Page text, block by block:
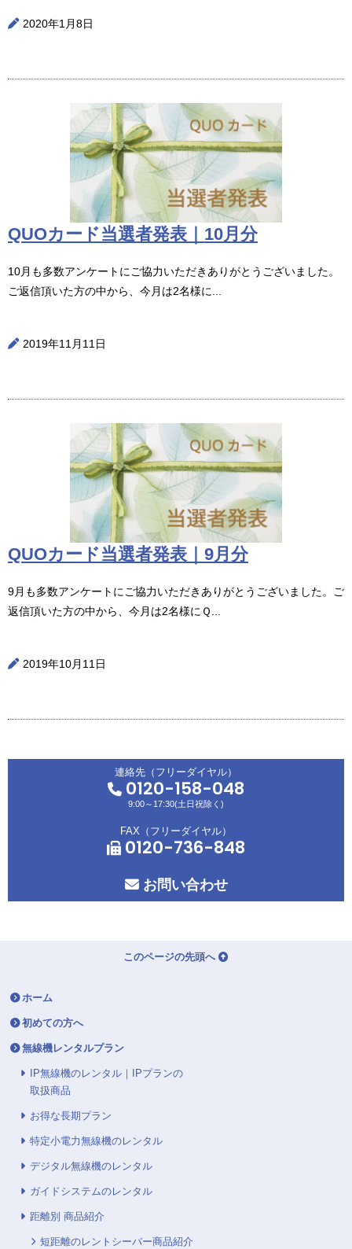
2020年1月8日
QUOカード当選者発表｜10月分
10月も多数アンケートにご協力いただきありがとうございました。
ご返信頂いた方の中から、今月は2名様に...
2019年11月11日
QUOカード当選者発表｜9月分
9月も多数アンケートにご協力いただきありがとうございました。ご
返信頂いた方の中から、今月は2名様にＱ...
2019年10月11日
連絡先（フリーダイヤル）
0120-158-048
9:00～17:30(土日祝除く)
FAX（フリーダイヤル）
0120-736-848
お問い合わせ
このページの先頭へ
ホーム
初めての方へ
無線機レンタルプラン
IP無線機のレンタル｜IPプランの
取扱商品
お得な長期プラン
特定小電力無線機のレンタル
デジタル無線機のレンタル
ガイドシステムのレンタル
距離別 商品紹介
短距離のレントシーバー商品紹介